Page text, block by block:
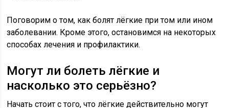
Поговорим о том, как болят лёгкие при том или ином
заболевании. Кроме этого, остановимся на некоторых
способах лечения и профилактики.
Могут ли болеть лёгкие и
насколько это серьёзно?
Начать стоит с того, что лёгкие действительно могут